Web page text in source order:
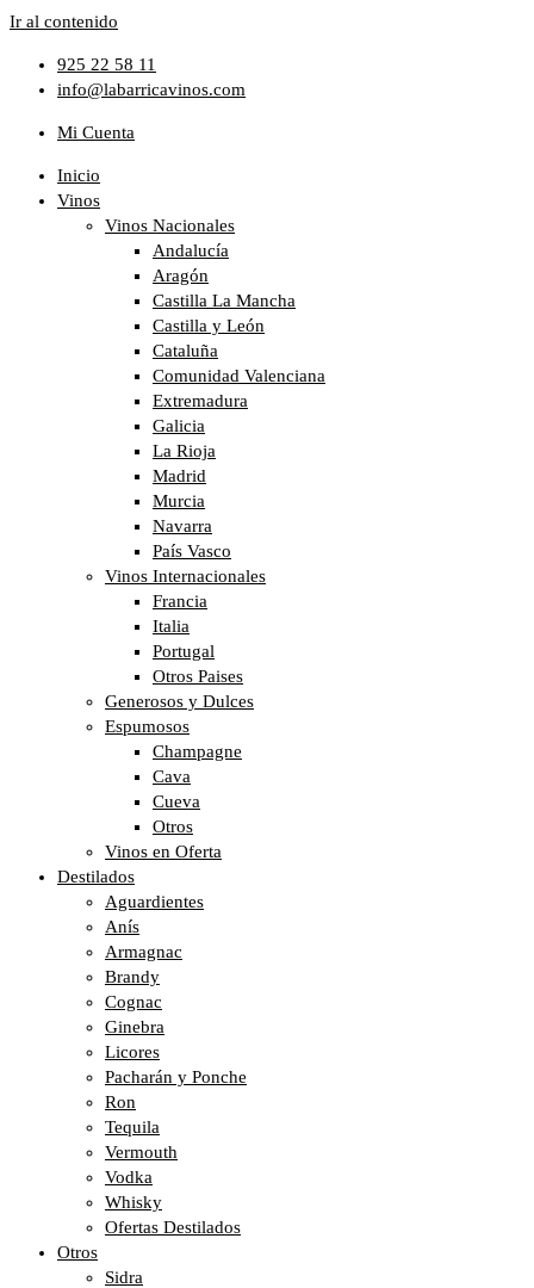
Ir al contenido
925 22 58 11
info@labarricavinos.com
Mi Cuenta
Inicio
Vinos
Vinos Nacionales
Andalucía
Aragón
Castilla La Mancha
Castilla y León
Cataluña
Comunidad Valenciana
Extremadura
Galicia
La Rioja
Madrid
Murcia
Navarra
País Vasco
Vinos Internacionales
Francia
Italia
Portugal
Otros Paises
Generosos y Dulces
Espumosos
Champagne
Cava
Cueva
Otros
Vinos en Oferta
Destilados
Aguardientes
Anís
Armagnac
Brandy
Cognac
Ginebra
Licores
Pacharán y Ponche
Ron
Tequila
Vermouth
Vodka
Whisky
Ofertas Destilados
Otros
Sidra